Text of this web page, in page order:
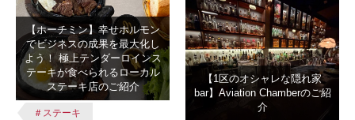
【ホーチミン】幸せホルモン
でビジネスの成果を最大化し
よう！ 極上テンダーロインス
テーキが食べられるローカル
ステーキ店のご紹介
＃ステーキ
【1区のオシャレな隠れ家
bar】Aviation Chamberのご紹
介